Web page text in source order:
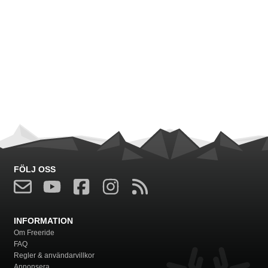
FÖLJ OSS
INFORMATION
Om Freeride
FAQ
Regler & användarvillkor